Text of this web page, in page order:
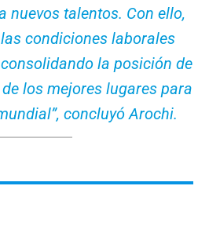
nuevos talentos. Con ello,
condiciones laborales
la posición de
los mejores lugares para
”, concluyó Arochi.